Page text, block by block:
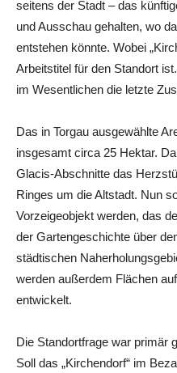
seitens der Stadt – das
und Ausschau gehalten, wo
entstehen könnte. Wobei
Arbeitstitel für den Standort
im Wesentlichen die letzte
Das in Torgau ausgewählte
insgesamt circa 25 Hektar.
Glacis-Abschnitte das
Ringes um die Altstadt. Nun
Vorzeigeobjekt werden, das
der Gartengeschichte über
städtischen
werden außerdem Flächen
entwickelt.
Die Standortfrage war primär
Soll das „Kirchendorf“ im